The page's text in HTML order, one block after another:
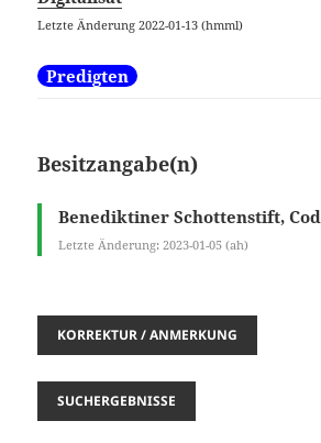
Letzte Änderung 2022-01-13 (hmml)
Predigten
Besitzangabe(n)
Benediktiner Schottenstift,
Letzte Änderung: 2023-01-05 (ah)